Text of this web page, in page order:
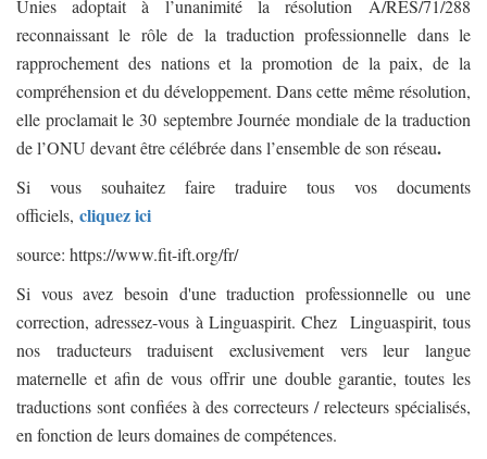
Unies adoptait à l’unanimité la résolution A/RES/71/288
reconnaissant le rôle de la traduction professionnelle dans le
rapprochement des nations et la promotion de la paix, de la
compréhension et du développement. Dans cette même résolution,
elle proclamait le 30 septembre Journée mondiale de la traduction
de l’ONU devant être célébrée dans l’ensemble de son réseau.
Si vous souhaitez faire traduire tous vos documents
officiels, cliquez ici
source: https://www.fit-ift.org/fr/
Si vous avez besoin d'une traduction professionnelle ou une
correction, adressez-vous à Linguaspirit. Chez Linguaspirit, tous
nos traducteurs traduisent exclusivement vers leur langue
maternelle et afin de vous offrir une double garantie, toutes les
traductions sont confiées à des correcteurs / relecteurs spécialisés,
en fonction de leurs domaines de compétences.